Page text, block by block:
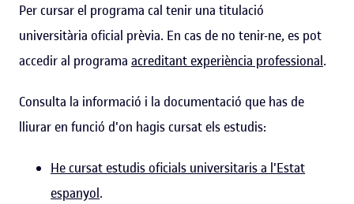
Per cursar el programa cal tenir una titulació
universitària oficial prèvia. En cas de no tenir-ne, es pot
accedir al programa acreditant experiència professional.
Consulta la informació i la documentació que has de
lliurar en funció d'on hagis cursat els estudis:
He cursat estudis oficials universitaris a l'Estat
espanyol.